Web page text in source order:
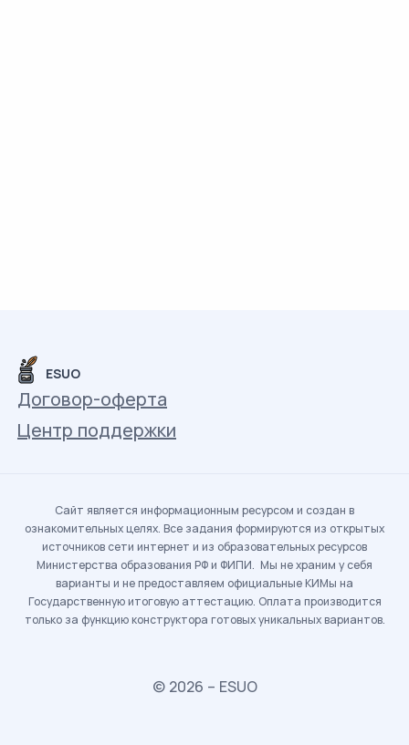
ESUO
Договор-оферта
Центр поддержки
Сайт является информационным ресурсом и создан в
ознакомительных целях. Все задания формируются из открытых
источников сети интернет и из образовательных ресурсов
Министерства образования РФ и ФИПИ. Мы не храним у себя
варианты и не предоставляем официальные КИМы на
Государственную итоговую аттестацию. Оплата производится
только за функцию конструктора готовых уникальных вариантов.
© 2026 – ESUO